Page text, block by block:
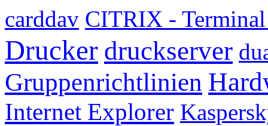
carddav CITRIX -
Drucker druckserver
Gruppenrichtlinien
Internet Explorer